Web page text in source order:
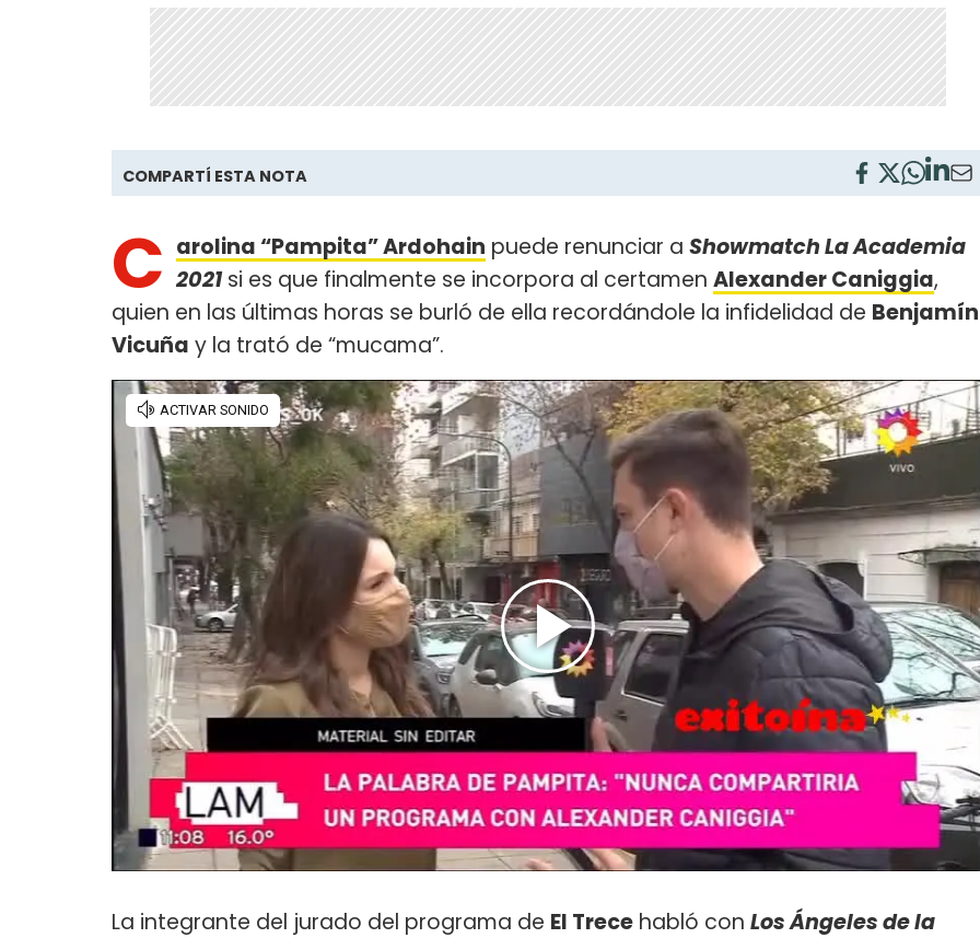
COMPARTÍ ESTA NOTA
C arolina “Pampita” Ardohain puede renunciar a Showmatch La Academia
2021si es que finalmente se incorpora al certamen Alexander Caniggia,
quien en las últimas horas se burló de ella recordándole la infidelidad de Benjamín
Vicuña y la trató de “mucama”.
La integrante del jurado del programa de El Trece habló con Los Ángeles de la